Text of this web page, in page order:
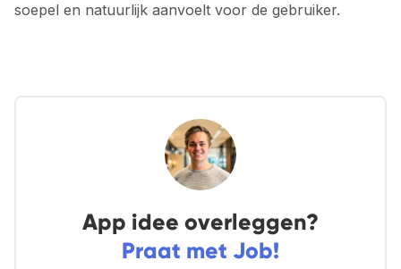
soepel en natuurlijk aanvoelt voor de gebruiker.
App idee overleggen?
Praat met Job!